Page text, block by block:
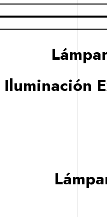
Iluminación